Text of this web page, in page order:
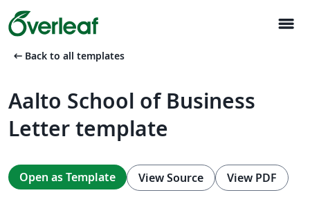
menu
arrow_left_alt Back to all templates
Aalto School of Business
Letter template
Open as Template View Source View PDF